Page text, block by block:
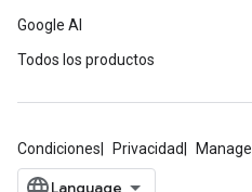
Google AI
Todos los productos
Condiciones Privacidad